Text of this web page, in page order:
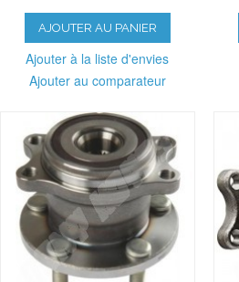
AJOUTER AU PANIER
Ajouter à la liste d'envies
Ajouter au comparateur